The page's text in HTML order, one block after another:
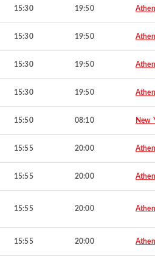
15:30 19:50
15:30 19:50
15:30 19:50
15:30 19:50
15:50 08:10 New
15:55 20:00
15:55 20:00
15:55 20:00
15:55 20:00